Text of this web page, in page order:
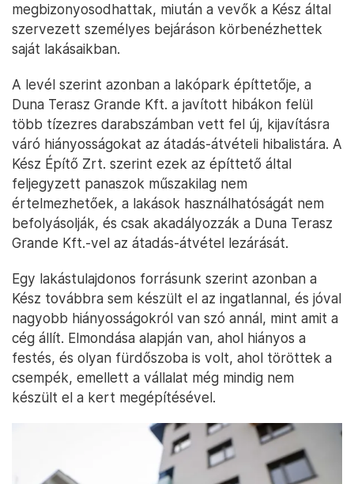
megbizonyosodhattak, miután a vevők a Kész által
szervezett személyes bejáráson körbenézhettek
saját lakásaikban.
A levél szerint azonban a lakópark építtetője, a
Duna Terasz Grande Kft. a javított hibákon felül
több tízezres darabszámban vett fel új, kijavításra
váró hiányosságokat az átadás-átvételi hibalistára. A
Kész Építő Zrt. szerint ezek az építtető által
feljegyzett panaszok műszakilag nem
értelmezhetőek, a lakások használhatóságát nem
befolyásolják, és csak akadályozzák a Duna Terasz
Grande Kft.-vel az átadás-átvétel lezárását.
Egy lakástulajdonos forrásunk szerint azonban a
Kész továbbra sem készült el az ingatlannal, és jóval
nagyobb hiányosságokról van szó annál, mint amit a
cég állít. Elmondása alapján van, ahol hiányos a
festés, és olyan fürdőszoba is volt, ahol töröttek a
csempék, emellett a vállalat még mindig nem
készült el a kert megépítésével.